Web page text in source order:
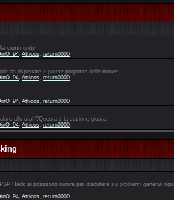
community
, Atticos, return0000
da rispettare e potete proporne delle nuove
, Atticos, return0000
, Atticos, return0000
allo staff?Questa è la sezione giusta.
, Atticos, return0000
Hack si posssono riunire per discutere sui problemi generali
, Atticos, return0000